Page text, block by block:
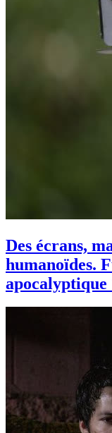
Des écrans,
humanoïdes.
apocalyptique